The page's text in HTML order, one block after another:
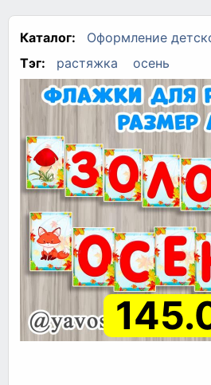
Каталог:
Оформление
Тэг:
растяжка осень